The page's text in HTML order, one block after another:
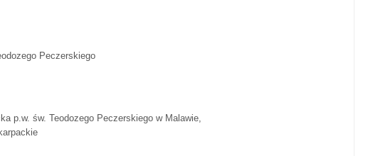
Peczerskiego
p.w. św. Teodozego Peczerskiego w Malawie,